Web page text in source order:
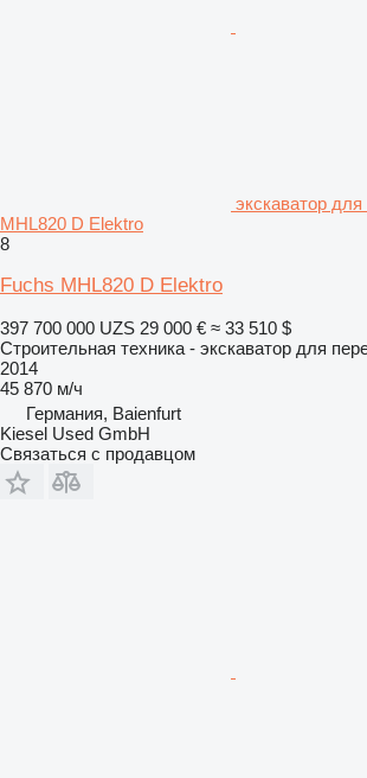
экскаватор
MHL820 D Elektro
8
Fuchs MHL820 D Elektro
397 700 000 UZS 29 000 € ≈ 33 510 $
Строительная техника - экскаватор для
2014
45 870 м/ч
Германия, Baienfurt
Kiesel Used GmbH
Связаться с продавцом